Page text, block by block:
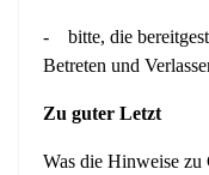
- bitte, die
Betreten und
Zu guter Letzt
Was die Hinweise zu